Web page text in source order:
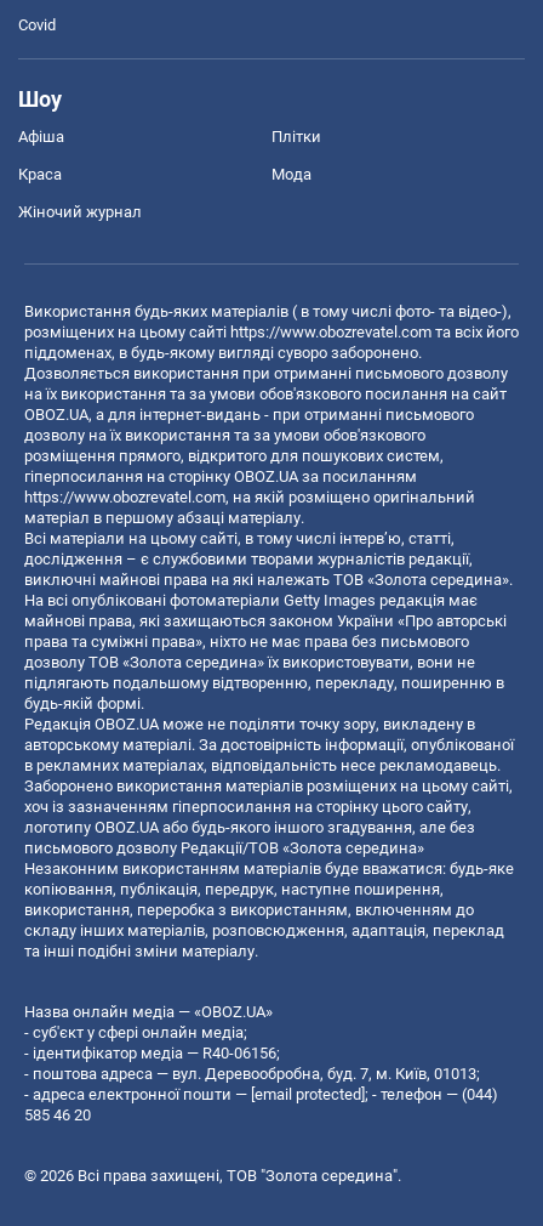
Covid
Шоу
Афіша Плітки
Краса Мода
Жіночий журнал
Використання будь-яких матеріалів ( в тому числі фото- та відео-),
розміщених на цьому сайті https://www.obozrevatel.com та всіх його
піддоменах, в будь-якому вигляді суворо заборонено.
Дозволяється використання при отриманні письмового дозволу
на їх використання та за умови обов'язкового посилання на сайт
OBOZ.UA, а для інтернет-видань - при отриманні письмового
дозволу на їх використання та за умови обов'язкового
розміщення прямого, відкритого для пошукових систем,
гіперпосилання на сторінку OBOZ.UA за посиланням
https://www.obozrevatel.com, на якій розміщено оригінальний
матеріал в першому абзаці матеріалу.
Всі матеріали на цьому сайті, в тому числі інтерв’ю, статті,
дослідження – є службовими творами журналістів редакції,
виключні майнові права на які належать ТОВ «Золота середина».
На всі опубліковані фотоматеріали Getty Images редакція має
майнові права, які захищаються законом України «Про авторські
права та суміжні права», ніхто не має права без письмового
дозволу ТОВ «Золота середина» їх використовувати, вони не
підлягають подальшому відтворенню, перекладу, поширенню в
будь-якій формі.
Редакція OBOZ.UA може не поділяти точку зору, викладену в
авторському матеріалі. За достовірність інформації, опублікованої
в рекламних матеріалах, відповідальність несе рекламодавець.
Заборонено використання матеріалів розміщених на цьому сайті,
хоч із зазначенням гіперпосилання на сторінку цього сайту,
логотипу OBOZ.UA або будь-якого іншого згадування, але без
письмового дозволу Редакції/ТОВ «Золота середина»
Незаконним використанням матеріалів буде вважатися: будь-яке
копiювання, публiкацiя, передрук, наступне поширення,
використання, переробка з використанням, включенням до
складу інших матеріалів, розповсюдження, адаптація, переклад
та інші подібні зміни матеріалу.
Назва онлайн медіа — «OBOZ.UA»
- суб'єкт у сфері онлайн медіа;
- ідентифікатор медіа — R40-06156;
- поштова адреса — вул. Деревообробна, буд. 7, м. Київ, 01013;
- адреса електронної пошти — [email protected]; - телефон — (044)
585 46 20
© 2026 Всі права захищені, ТОВ "Золота середина".